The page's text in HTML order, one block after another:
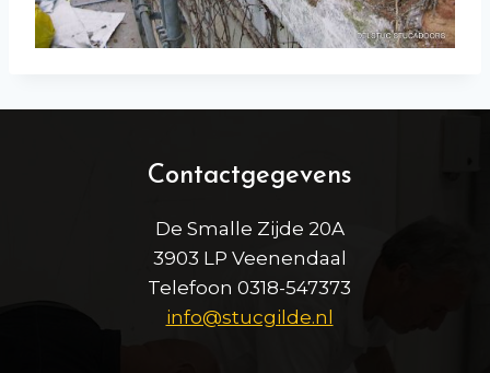
Contactgegevens
De Smalle Zijde 20A
3903 LP Veenendaal
Telefoon 0318-547373
info@stucgilde.nl